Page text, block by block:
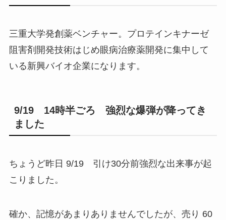
三重大学発創薬ベンチャー。プロテインキナーゼ
阻害剤開発技術はじめ眼病治療薬開発に集中して
いる新興バイオ企業になります。
9/19 14時半ごろ 強烈な爆弾が降ってき
ました
ちょうど昨日 9/19 引け30分前強烈な出来事が起
こりました。
確か、記憶があまりありませんでしたが、売り 60